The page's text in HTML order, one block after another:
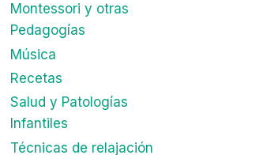
Montessori y otras
Pedagogías
Música
Recetas
Salud y Patologías
Infantiles
Técnicas de relajación